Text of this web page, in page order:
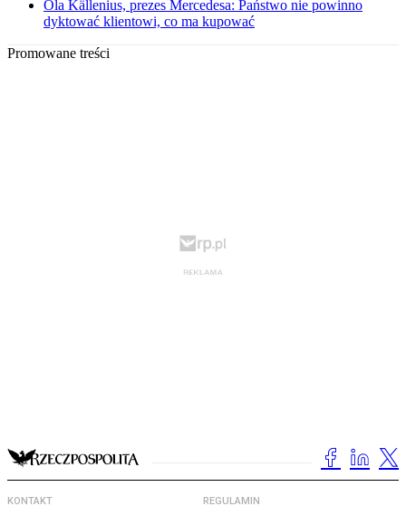
Ola Källenius, prezes Mercedesa: Państwo nie powinno
dyktować klientowi, co ma kupować
Promowane treści
KONTAKT REGULAMIN